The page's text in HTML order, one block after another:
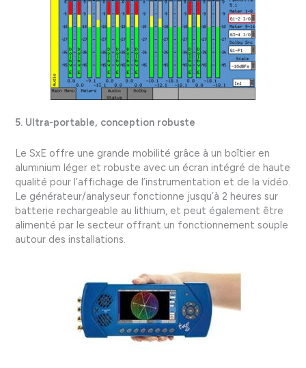
5. Ultra-portable, conception robuste
Le SxE offre une grande mobilité grâce à un boîtier en
aluminium léger et robuste avec un écran intégré de haute
qualité pour l’affichage de l’instrumentation et de la vidéo.
Le générateur/analyseur fonctionne jusqu’à 2 heures sur
batterie rechargeable au lithium, et peut également être
alimenté par le secteur offrant un fonctionnement souple
autour des installations.